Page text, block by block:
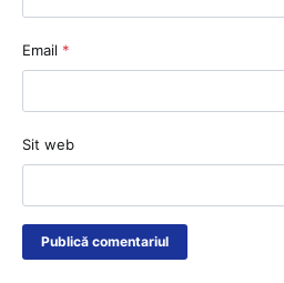
Email *
Sit web